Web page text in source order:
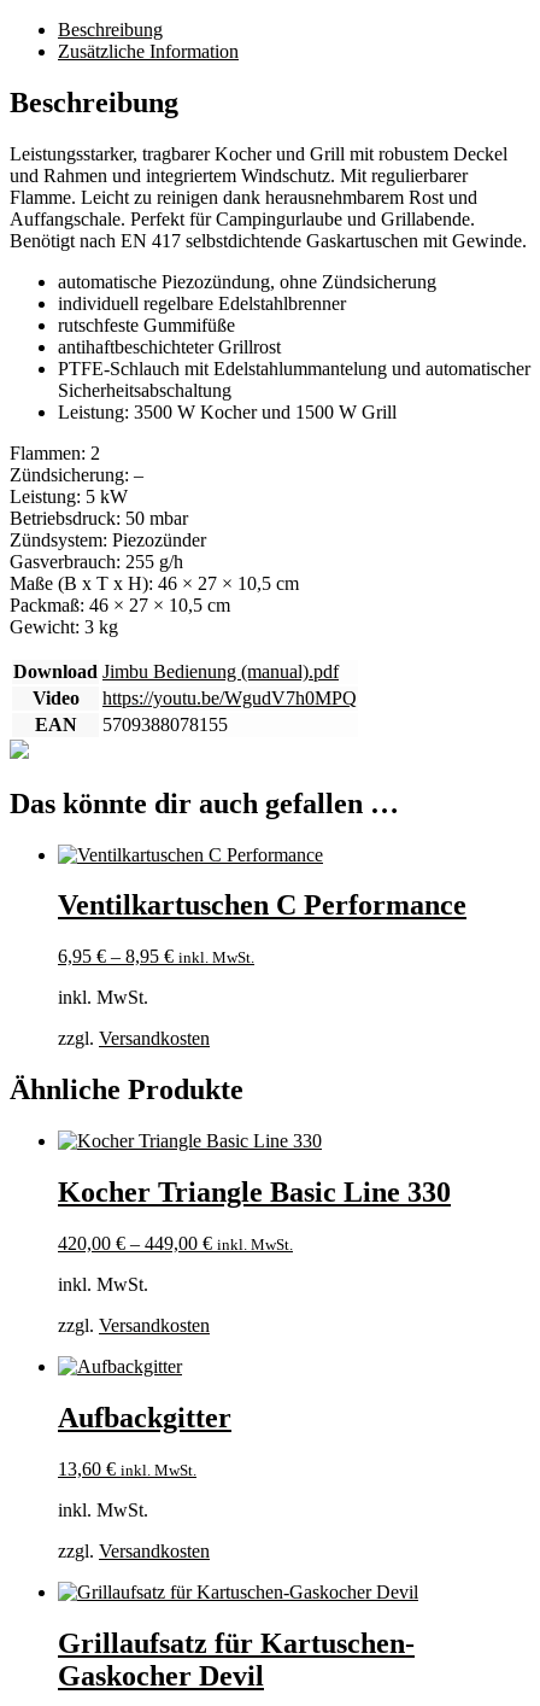
Beschreibung
Zusätzliche Information
Beschreibung
Leistungsstarker, tragbarer Kocher und Grill mit robustem Deckel
und Rahmen und integriertem Windschutz. Mit regulierbarer
Flamme. Leicht zu reinigen dank herausnehmbarem Rost und
Auffangschale. Perfekt für Campingurlaube und Grillabende.
Benötigt nach EN 417 selbstdichtende Gaskartuschen mit Gewinde.
automatische Piezozündung, ohne Zündsicherung
individuell regelbare Edelstahlbrenner
rutschfeste Gummifüße
antihaftbeschichteter Grillrost
PTFE-Schlauch mit Edelstahlummantelung und automatischer
Sicherheitsabschaltung
Leistung: 3500 W Kocher und 1500 W Grill
Flammen: 2
Zündsicherung: –
Leistung: 5 kW
Betriebsdruck: 50 mbar
Zündsystem: Piezozünder
Gasverbrauch: 255 g/h
Maße (B x T x H): 46 × 27 × 10,5 cm
Packmaß: 46 × 27 × 10,5 cm
Gewicht: 3 kg
Download Jimbu Bedienung (manual).pdf
Video
https://youtu.be/WgudV7h0MPQ
EAN
5709388078155
Das könnte dir auch gefallen …
Ventilkartuschen C Performance
6,95 € – 8,95 € inkl. MwSt.
inkl. MwSt.
zzgl. Versandkosten
Ähnliche Produkte
Kocher Triangle Basic Line 330
420,00 € – 449,00 € inkl. MwSt.
inkl. MwSt.
zzgl. Versandkosten
Aufbackgitter
13,60 € inkl. MwSt.
inkl. MwSt.
zzgl. Versandkosten
Grillaufsatz für Kartuschen-
Gaskocher Devil